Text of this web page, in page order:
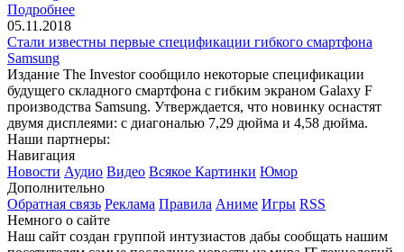
Подробнее
05.11.2018
Стали известны первые спецификации гибкого смартфона
Samsung
Издание The Investor сообщило некоторые спецификации
будущего складного смартфона с гибким экраном Galaxy F
производства Samsung. Утверждается, что новинку оснастят
двумя дисплеями: с диагональю 7,29 дюйма и 4,58 дюйма.
Наши партнеры:
Навигация
Новости Аудио Видео Всякое Картинки Юмор
Дополнительно
Обратная связь Реклама Правила Аниме Игры RSS
Немного о сайте
Наш сайт создан группой интузиастов дабы сообщать нашим